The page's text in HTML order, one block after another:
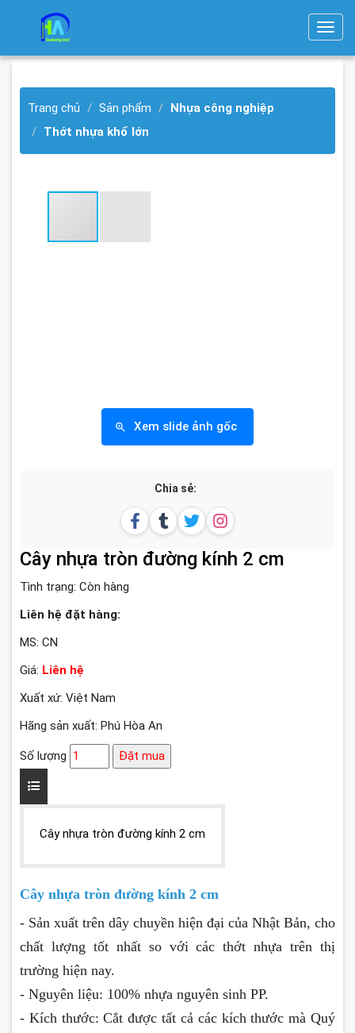
T
g
Trang chủ Sản phẩm
Nhựa công nghiệp
Thớt nhựa khổ lớn
Xem slide ảnh gốc
Chia sẻ:
Cây nhựa tròn đường kính 2 cm
Tình trạng: Còn hàng
Liên hệ đặt hàng:
MS: CN
Giá: Liên hệ
Xuất xứ: Việt Nam
Hãng sản xuất: Phú Hòa An
Số lượng Đặt mua
Cây nhựa tròn đường kính 2 cm
Cây nhựa tròn đường kính 2 cm
- Sản xuất trên dây chuyền hiện đại của Nhật Bản, cho
chất lượng tốt nhất so với các thớt nhựa trên thị
trường hiện nay.
- Nguyên liệu: 100% nhựa nguyên sinh PP.
- Kích thước: Cắt được tất cả các kích thước mà Quý